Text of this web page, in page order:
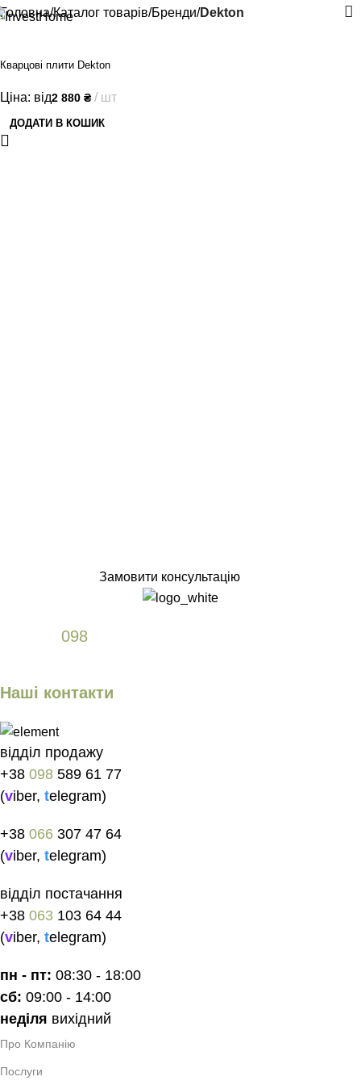
Головна Каталог товарів Бренди Dekton
Кварцові плити Dekton
Ціна: від2 880 ₴ шт
ДОДАТИ В КОШИК
Замовити консультацію
098589 61 77
Наші контакти
відділ продажу
+38 098 589 61 77
(viber, telegram)
+38 066 307 47 64
(viber, telegram)
відділ постачання
+38 063 103 64 44
(viber, telegram)
пн - пт: 08:30 - 18:00
сб: 09:00 - 14:00
неділя вихідний
Про Компанію
Послуги